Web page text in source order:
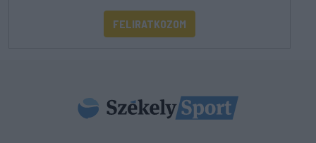
FELIRATKOZOM